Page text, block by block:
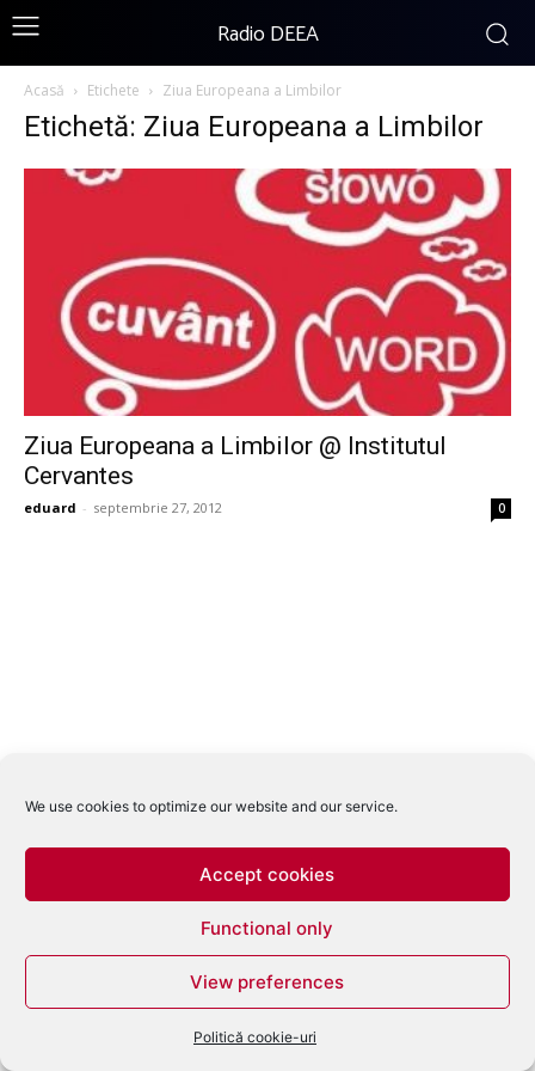
We use cookies to optimize our website and our service.
Accept cookies
Functional only
View preferences
Politică cookie-uri
Radio DEEA
Acasă Etichete Ziua Europeana a Limbilor
Etichetă: Ziua Europeana a Limbilor
Ziua Europeana a Limbilor @ Institutul
Cervantes
eduard - septembrie 27, 2012 0